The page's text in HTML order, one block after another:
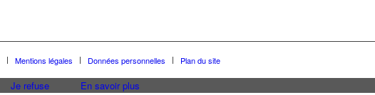
Mentions légales Données personnelles Plan du site
Je refuse En savoir plus